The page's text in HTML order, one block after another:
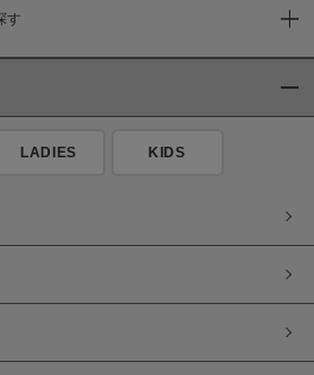
す
LADIES KIDS